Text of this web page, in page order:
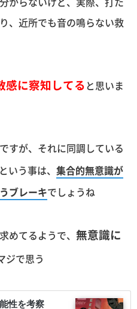
、近所でも音の鳴らない救
感に察知してると思いま
すが、それに同調している
という事は、 集合的無意識が
ブレーキでしょうね
めてるようで、 無意識に
ジで思う